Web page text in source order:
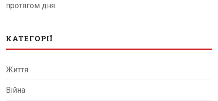
протягом дня.
КАТЕГОРІЇ
Життя
Війна